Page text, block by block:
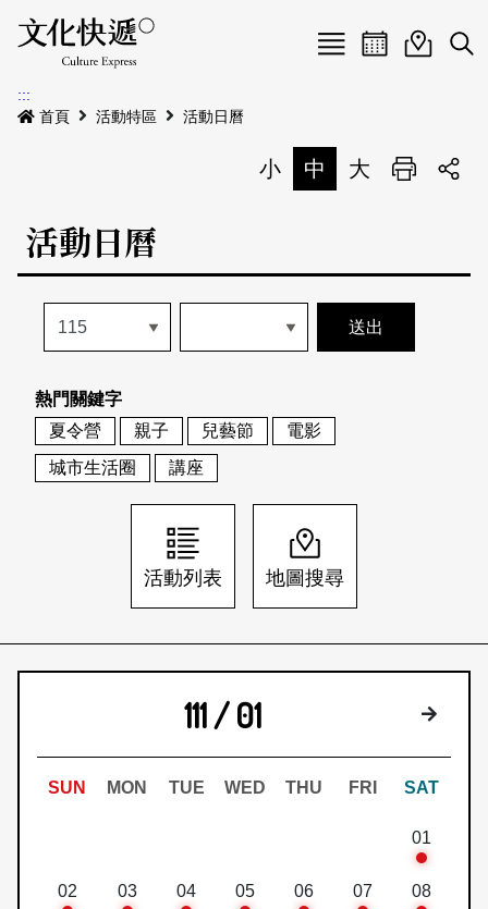
Menu
最新公告
本期專題
歷史專題
活動特區
活動列表
地圖搜尋
關於我們
關於我們
刊物索取地點
會員基本資料
刊登活動
網站導覽 English
日本語 登入/註冊
活動日曆活動地圖
展
:::
首頁
活動特區 活動日曆
小 中 大 列印
活動日曆
熱門關鍵字
夏令營
親子 兒藝節
電影
城市生活圈
講座
活動列表 地圖搜尋
111 / 01 下個月
SUN MON TUE WED THU FRI SAT
01
02 03 04 05 06 07 08